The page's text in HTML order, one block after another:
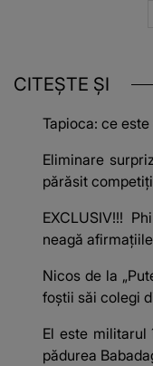
CITEȘTE ȘI
Tapioca: ce
Eliminare
părăsit
EXCLUSIV!!!
neagă
Nicos de la
foștii săi colegi
El este
pădurea